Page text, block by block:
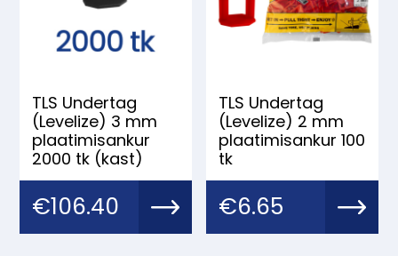
TLS Undertag
(Levelize) 3 mm
plaatimisankur
2000 tk (kast)
Algne
€106.40Praegune
TLS Undertag
(Levelize) 2 mm
plaatimisankur 100
tk
€6.65